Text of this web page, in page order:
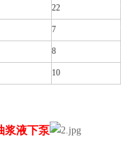
22
7
8
10
浆液下泵